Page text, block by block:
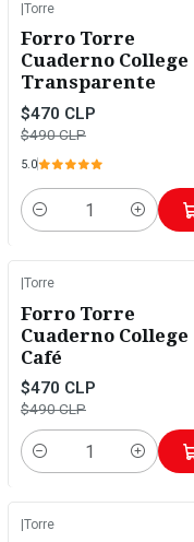
Torre
Forro Torre
Cuaderno College
Transparente
$470 CLP
$490 CLP
5.0
Cantidad
Torre
Forro Torre
Cuaderno College
Café
$470 CLP
$490 CLP
Cantidad
Torre